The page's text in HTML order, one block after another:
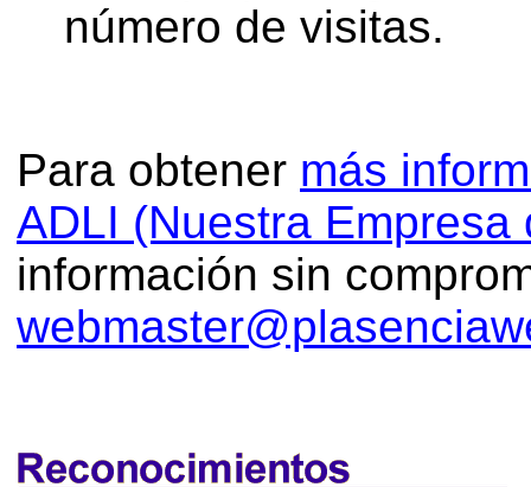
número de visitas.
Para obtener más
ADLI (Nuestra Empresa
información sin